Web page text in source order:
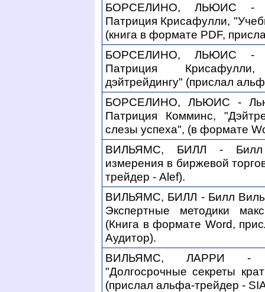
БОРСЕЛИНО, ЛЬЮИС -
Патриция Крисафулли,
(книга в формате PDF,
БОРСЕЛИНО, ЛЬЮИС -
Патриция
дэйтрейдингу" (прислал
БОРСЕЛИНО, ЛЬЮИС -
Патриция Комминс,
слезы успеха", (в формате
ВИЛЬЯМС, БИЛЛ - Билл
измерения в биржевой
трейдер - Alef).
ВИЛЬЯМС, БИЛЛ - Билл
Экспертные методики
(Книга в формате Word,
Аудитор).
ВИЛЬЯМС, ЛАРРИ -
"Долгосрочные секреты
(прислал альфа-трейдер -